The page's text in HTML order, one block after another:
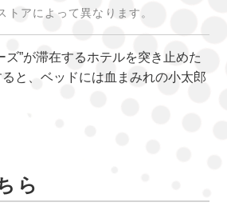
アによって異なります。
ズ”が滞在するホテルを突き止めた
と、ベッドには血まみれの小太郎
ら